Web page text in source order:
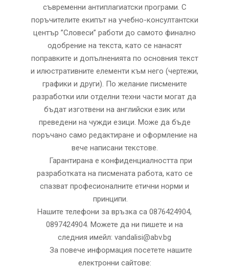
съвременни антиплагиатски програми. С
поръчителите екипът на учебно-консултантски
център ”Словеси” работи до самото финално
одобрение на текста, като се нанасят
поправките и допълненията по основния текст
и илюстративните елементи към него (чертежи,
графики и други). По желание писмените
разработки или отделни техни части могат да
бъдат изготвени на английски език или
преведени на чужди езици. Може да бъде
поръчано само редактиране и оформление на
вече написани текстове.
Гарантирана е конфиденциалността при
разработката на писмената работа, като се
спазват професионалните етични норми и
принципи.
Нашите телефони за връзка са 0876424904,
0897424904. Можете да ни пишете и на
следния имейл: vandalisi@abv.bg
За повече информация посетете нашите
електронни сайтове: